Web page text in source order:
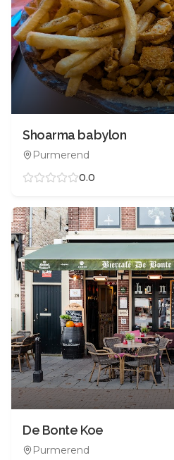
Shoarma babylon
Purmerend
0.0
De Bonte Koe
Purmerend